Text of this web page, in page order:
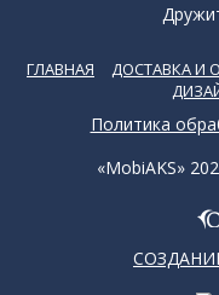
ГЛАВНАЯ ДОСТАВКА И
Политика
«MobiAKS»